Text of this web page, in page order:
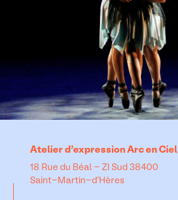
Atelier d’expression Arc en Ciel
18 Rue du Béal – ZI Sud 38400
Saint-Martin-d’Hères